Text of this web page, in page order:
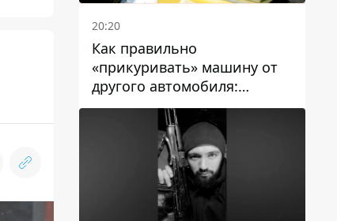
20:20
Как правильно
«прикуривать» машину от
другого автомобиля:
инструкция для водителей